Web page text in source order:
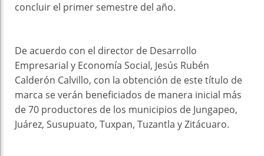
concluir el primer semestre del año.
De acuerdo con el director de Desarrollo
Empresarial y Economía Social, Jesús Rubén
Calderón Calvillo, con la obtención de este título de
marca se verán beneficiados de manera inicial más
de 70 productores de los municipios de Jungapeo,
Juárez, Susupuato, Tuxpan, Tuzantla y Zitácuaro.